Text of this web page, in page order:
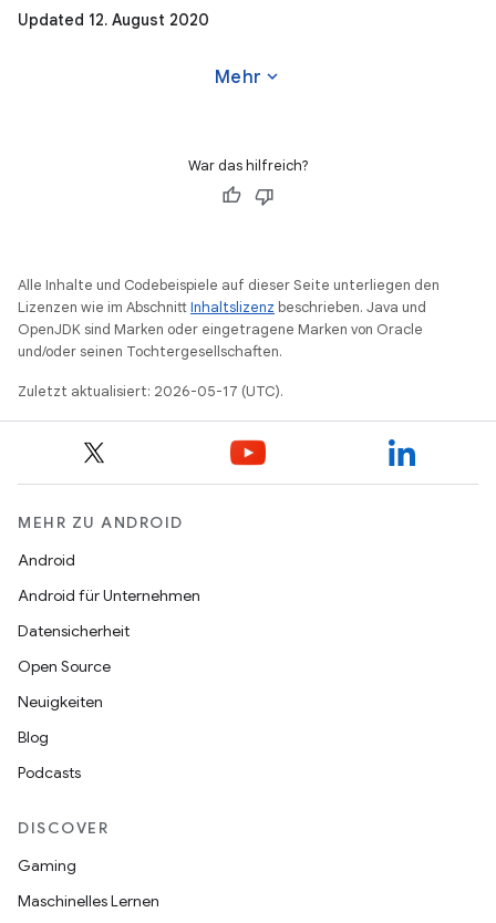
Updated 12. August 2020
Mehr expand_more
War das hilfreich?
Alle Inhalte und Codebeispiele auf dieser Seite unterliegen den
Lizenzen wie im AbschnittInhaltslizenz beschrieben. Java und
OpenJDK sind Marken oder eingetragene Marken von Oracle
und/oder seinen Tochtergesellschaften.
Zuletzt aktualisiert: 2026-05-17 (UTC).
MEHR ZU ANDROID
Android
Android für Unternehmen
Datensicherheit
Open Source
Neuigkeiten
Blog
Podcasts
DISCOVER
Gaming
Maschinelles Lernen